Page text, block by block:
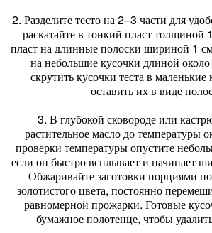
2. Разделите тесто на 2–3 части для
раскатайте в тонкий пласт
пласт на длинные полоски шириной 1
на небольшие кусочки длиной
скрутить кусочки теста в
оставить их в виде
3. В глубокой сковороде или
растительное масло до температуры
проверки температуры опустите
если он быстро всплывает и начинает
Обжаривайте заготовки порциями
золотистого цвета, постоянно
равномерной прожарки. Готовые
бумажное полотенце, чтобы